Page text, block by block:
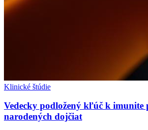
Klinické štúdie
Vedecky podložený kľúč k imunite
narodených dojčiat